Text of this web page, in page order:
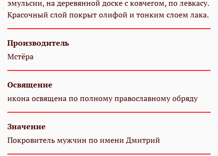
эмульсии, на деревянной доске с ковчегом, по левкасу.
Красочный слой покрыт олифой и тонким слоем лака.
Производитель
Мстёра
Освящение
икона освящена по полному православному обряду
Значение
Покровитель мужчин по имени Дмитрий